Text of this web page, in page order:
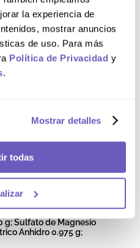
la experiencia de
mostrar anuncios
de uso. Para más
Política de Privacidad y
.
Mostrar detalles
todas
mejoría y se debe
estomacal persistente
de una afección
antes del desayuno o al
de agua.
ANDREWS® contiene:
g; Sulfato de Magnesio
Anhidro 0.975 g;